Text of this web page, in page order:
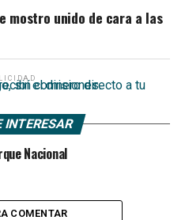
mostro unido de cara a las
INTERESAR
Nacional
COMENTAR